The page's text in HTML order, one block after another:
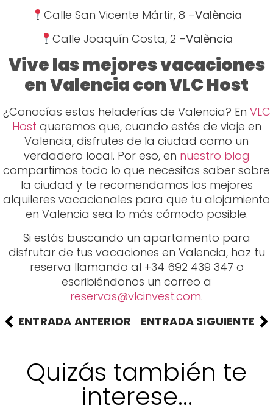
Calle San Vicente Mártir, 8 –València
Calle Joaquín Costa, 2 –València
Vive las mejores vacaciones
en Valencia con VLC Host
¿Conocías estas heladerías de Valencia? En VLC
Host queremos que, cuando estés de viaje en
Valencia, disfrutes de la ciudad como un
verdadero local. Por eso, en nuestro blog
compartimos todo lo que necesitas saber sobre
la ciudad y te recomendamos los mejores
alquileres vacacionales para que tu alojamiento
en Valencia sea lo más cómodo posible.
Si estás buscando un apartamento para
disfrutar de tus vacaciones en Valencia, haz tu
reserva llamando al +34 692 439 347 o
escribiéndonos un correo a
reservas@vlcinvest.com.
ENTRADA ANTERIOR
ENTRADA SIGUIENTE
Quizás también te
interese...